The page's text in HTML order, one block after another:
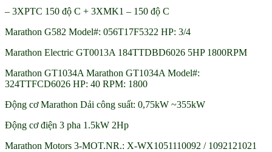
– 3XPTC 150 độ C + 3XMK1 – 150 độ C
Marathon G582 Model#: 056T17F5322 HP: 3/4
Marathon Electric GT0013A 184TTDBD6026 5HP 1800RPM
Marathon GT1034A Marathon GT1034A Model#:
324TTFCD6026 HP: 40 RPM: 1800
Động cơ Marathon Dải công suất: 0,75kW ~355kW
Động cơ điện 3 pha 1.5kW 2Hp
Marathon Motors 3-MOT.NR.: X-WX1051110092 / 1092121021